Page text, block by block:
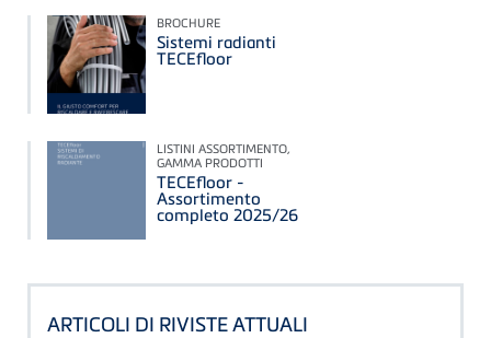
BROCHURE
Sistemi radianti
TECEfloor
LISTINI ASSORTIMENTO,
GAMMA PRODOTTI
TECEfloor -
Assortimento
completo 2025/26
ARTICOLI DI RIVISTE ATTUALI